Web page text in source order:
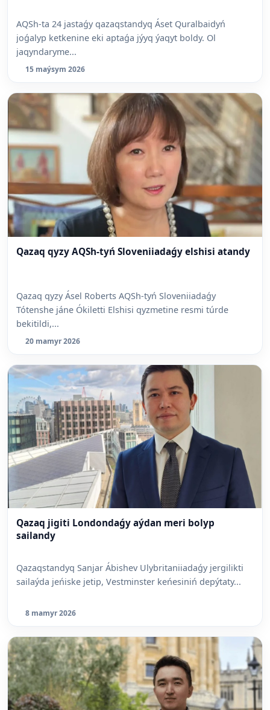
AQSh-ta 24 jastaǵy qazaqstandyq Áset Quralbaidyń
joǵalyp ketkenine eki aptaǵa jýyq ýaqyt boldy. Ol
jaqyndaryme...
15 maýsym 2026
Qazaq qyzy AQSh-tyń Sloveniiadaǵy elshisi atandy
Qazaq qyzy Ásel Roberts AQSh-tyń Sloveniiadaǵy
Tótenshe jáne Ókiletti Elshisi qyzmetine resmi túrde
bekitildi,...
20 mamyr 2026
Qazaq jigiti Londondaǵy aýdan meri bolyp
sailandy
Qazaqstandyq Sanjar Ábishev Ulybritaniiadaǵy jergilikti
sailaýda jeńiske jetip, Vestminster keńesiniń depýtaty...
8 mamyr 2026